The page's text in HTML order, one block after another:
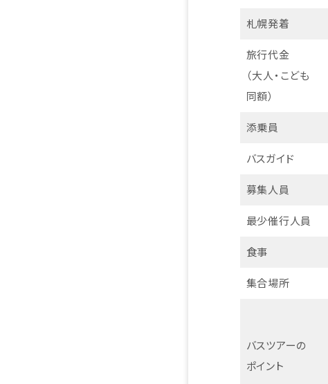
札幌発着
旅行代金
（大人・こども
同額）
添乗員
バスガイド
募集人員
最少催行人員
食事
集合場所
バスツアーの
ポイント